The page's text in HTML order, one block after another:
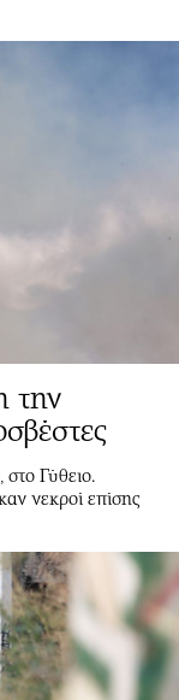
την
Γύθειο.
νεκροί επίσης